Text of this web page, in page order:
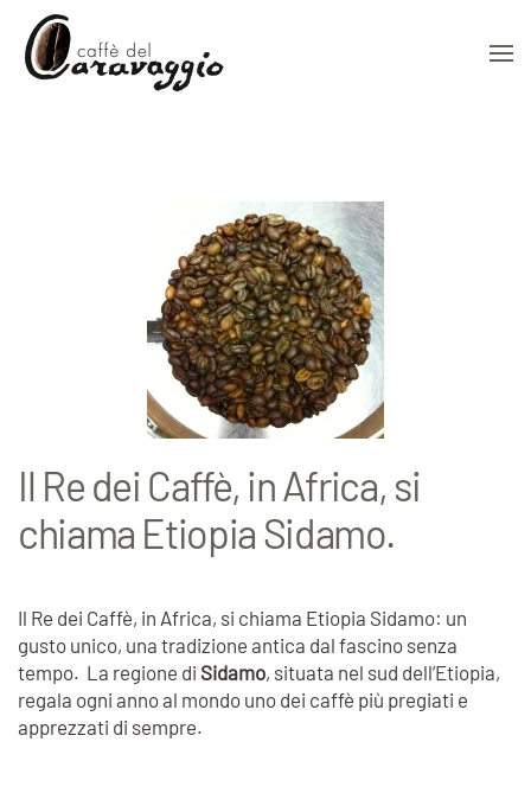
Skip to main content
Il Re dei Caffè, in Africa, si
chiama Etiopia Sidamo.
Il Re dei Caffè, in Africa, si chiama Etiopia Sidamo: un
gusto unico, una tradizione antica dal fascino senza
tempo. La regione di Sidamo, situata nel sud dell’Etiopia,
regala ogni anno al mondo uno dei caffè più pregiati e
apprezzati di sempre.